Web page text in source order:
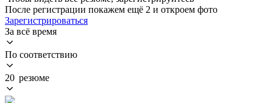
После регистрации покажем ещё 2 и откроем фото
Зарегистрироваться
За всё время
По соответствию
20 резюме